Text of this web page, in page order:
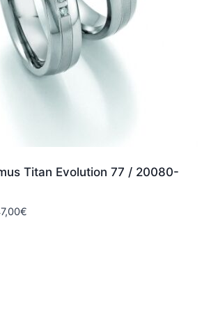
Titan Evolution 77 / 20080-
€Hintaluokka: